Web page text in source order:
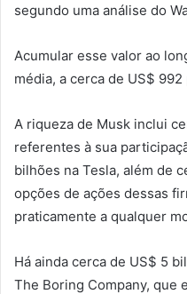
segundo uma análise do
Acumular esse valor ao
média, a cerca de US$
A riqueza de Musk inclui
referentes à sua
bilhões na Tesla, além de
opções de ações dessas
praticamente a qualquer
Há ainda cerca de US$ 5
The Boring Company, que